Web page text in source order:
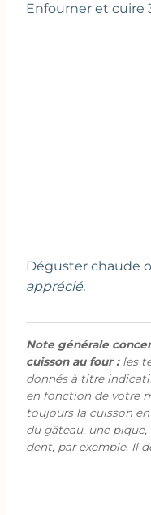
Enfourner et cuire
Déguster chaude
apprécié.
Note générale
cuisson au four :les
donnés à titre
en fonction de votre
toujours la cuisson
du gâteau, une
dent, par exemple. Il